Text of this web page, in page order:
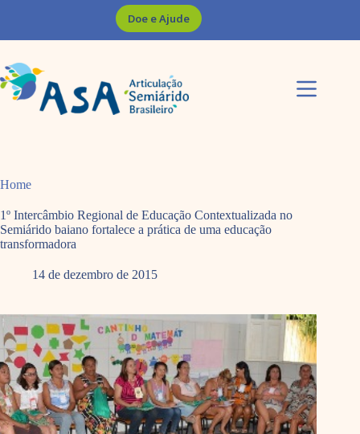
Doe e Ajude
Home
1º Intercâmbio Regional de Educação Contextualizada no
Semiárido baiano fortalece a prática de uma educação
transformadora
14 de dezembro de 2015